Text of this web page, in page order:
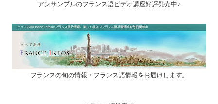
アンサンブルのフランス語ビデオ講座好評発売中♪
フランスの旬の情報・フランス語情報をお届けします。